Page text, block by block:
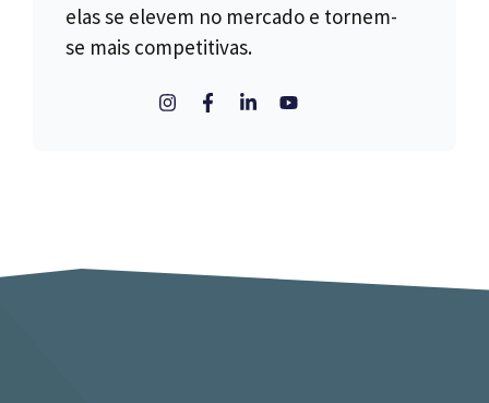
elas se elevem no mercado e tornem-
se mais competitivas.